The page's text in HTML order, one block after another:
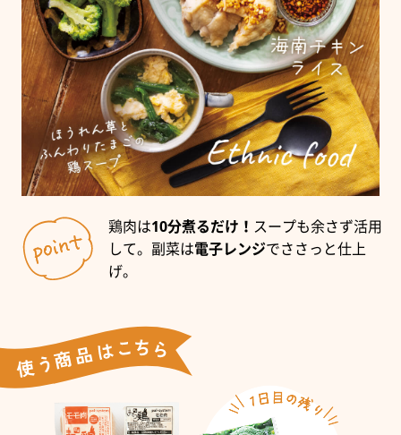
鶏肉は10分煮るだけ！ スープも余さず活用
して。副菜は電子レンジでささっと仕上
げ。